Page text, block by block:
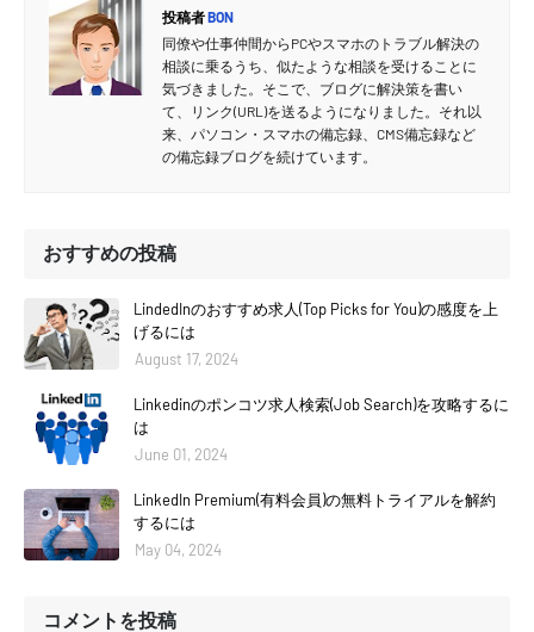
投稿者BON
同僚や仕事仲間からPCやスマホのトラブル解決の
相談に乗るうち、似たような相談を受けることに
気づきました。そこで、ブログに解決策を書い
て、リンク(URL)を送るようになりました。それ以
来、パソコン・スマホの備忘録、CMS備忘録など
の備忘録ブログを続けています。
おすすめの投稿
LindedInのおすすめ求人(Top Picks for You)の感度を上
げるには
August 17, 2024
Linkedinのポンコツ求人検索(Job Search)を攻略するに
は
June 01, 2024
LinkedIn Premium(有料会員)の無料トライアルを解約
するには
May 04, 2024
コメントを投稿